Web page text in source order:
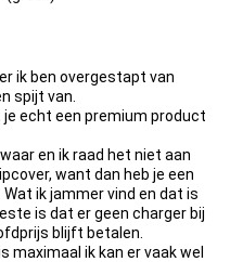
ik ben overgestapt van
spijt van.
echt een premium product
en ik raad het niet aan
want dan heb je een
ik jammer vind en dat is
is dat er geen charger bij
blijft betalen.
maximaal ik kan er vaak wel